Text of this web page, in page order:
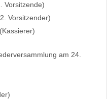
Vorsitzende)
Vorsitzender)
am 24.